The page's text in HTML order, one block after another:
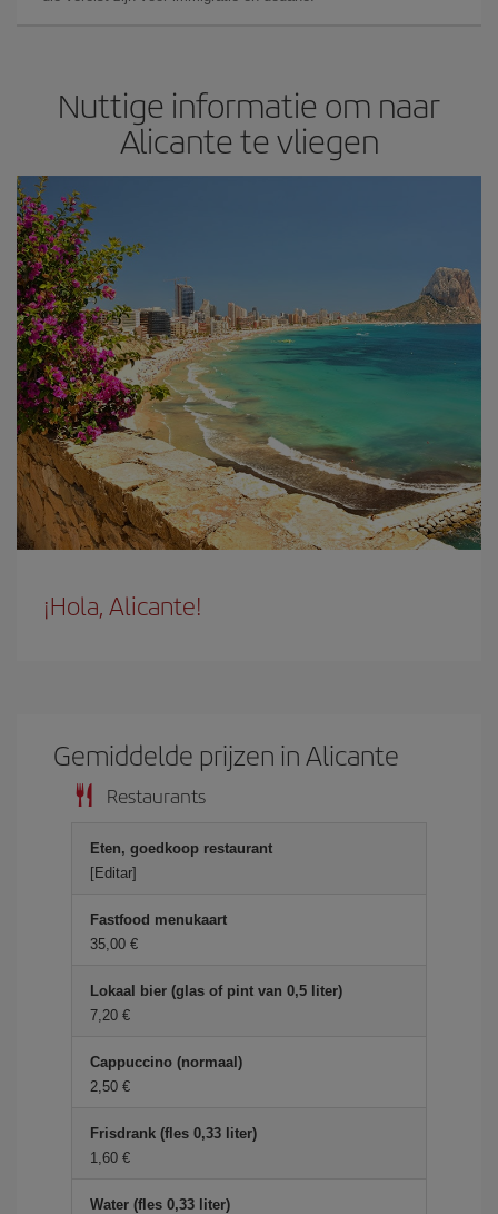
Nuttige informatie om naar
Alicante te vliegen
¡Hola, Alicante!
Gemiddelde prijzen in Alicante
Restaurants
Eten, goedkoop restaurant
[Editar]
Fastfood menukaart
35,00 €
Lokaal bier (glas of pint van 0,5 liter)
7,20 €
Cappuccino (normaal)
2,50 €
Frisdrank (fles 0,33 liter)
1,60 €
Water (fles 0,33 liter)